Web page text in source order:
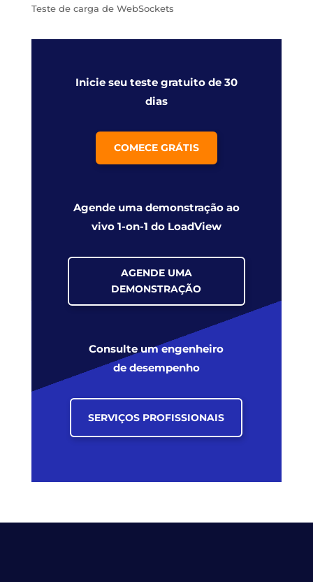
Teste de carga de WebSockets
Inicie seu teste gratuito de 30
dias
COMECE GRÁTIS
Agende uma demonstração ao
vivo 1-on-1 do LoadView
AGENDE UMA
DEMONSTRAÇÃO
Consulte um engenheiro
de desempenho
SERVIÇOS PROFISSIONAIS